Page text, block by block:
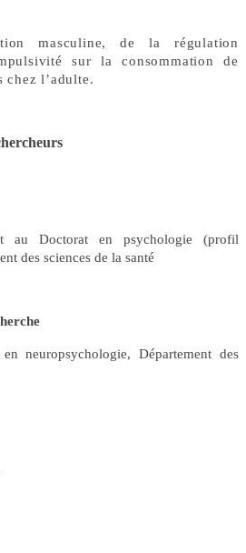
masculine, de la régulation
sur la consommation de
chez l’adulte.
au Doctorat en psychologie (profil
des sciences de la santé
neuropsychologie, Département des